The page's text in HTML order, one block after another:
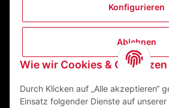
Konfigurieren
Ablehnen
Wie wir Cookies & Co nutzen
Durch Klicken auf „Alle akzeptieren“
Einsatz folgender Dienste auf unserer
ZEGO Textilveredelungszentrum GmbH
63741 Aschaffenburg Deutschland